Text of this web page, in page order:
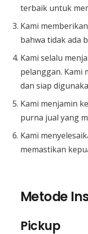
terbaik untuk
Kami
bahwa tidak ada
Kami selalu
pelanggan. Kami
dan siap
Kami menjamin
purna jual yang
Kami
memastikan
Metode
Pickup